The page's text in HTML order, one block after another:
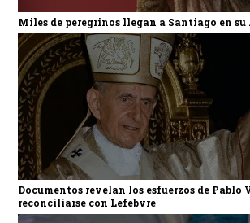
Miles de peregrinos llegan a Santiago en su
Documentos revelan los esfuerzos de Pablo
reconciliarse con Lefebvre